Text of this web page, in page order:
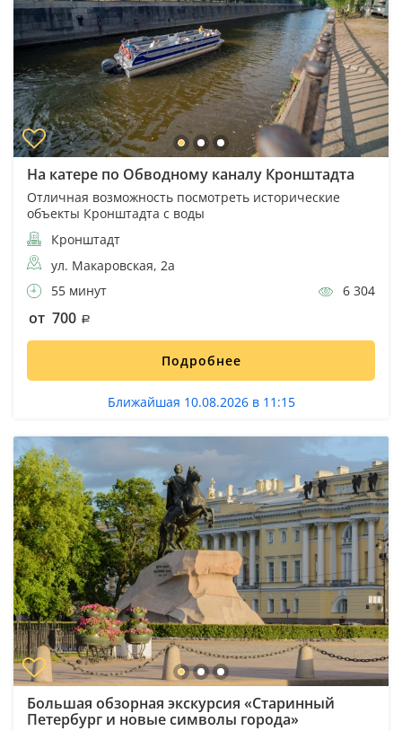
На катере по Обводному каналу Кронштадта
Отличная возможность посмотреть исторические
объекты Кронштадта с воды
Кронштадт
ул. Макаровская, 2а
55 минут
6 304
от 700
Подробнее
Ближайшая 10.08.2026 в 11:15
Большая обзорная экскурсия «Старинный
Петербург и новые символы города»